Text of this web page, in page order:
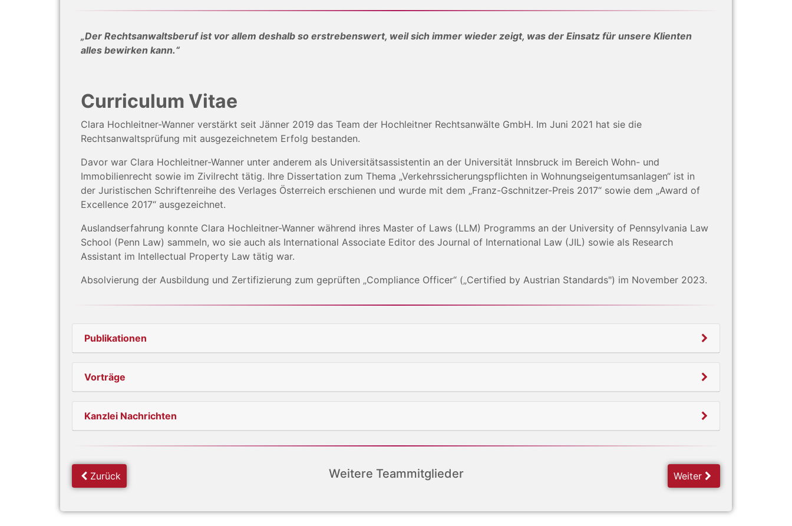
„Der Rechtsanwaltsberuf ist vor allem deshalb so erstrebenswert, weil sich immer wieder zeigt, was der Einsatz für unsere Klienten
alles bewirken kann.“
Curriculum Vitae
Clara Hochleitner-Wanner verstärkt seit Jänner 2019 das Team der Hochleitner Rechtsanwälte GmbH. Im Juni 2021 hat sie die
Rechtsanwaltsprüfung mit ausgezeichnetem Erfolg bestanden.
Davor war Clara Hochleitner-Wanner unter anderem als Universitätsassistentin an der Universität Innsbruck im Bereich Wohn- und
Immobilienrecht sowie im Zivilrecht tätig. Ihre Dissertation zum Thema „Verkehrssicherungspflichten in Wohnungseigentumsanlagen“ ist in
der Juristischen Schriftenreihe des Verlages Österreich erschienen und wurde mit dem „Franz-Gschnitzer-Preis 2017“ sowie dem „Award of
Excellence 2017“ ausgezeichnet.
Auslandserfahrung konnte Clara Hochleitner-Wanner während ihres Master of Laws (LLM) Programms an der University of Pennsylvania Law
School (Penn Law) sammeln, wo sie auch als International Associate Editor des Journal of International Law (JIL) sowie als Research
Assistant im Intellectual Property Law tätig war.
Absolvierung der Ausbildung und Zertifizierung zum geprüften „Compliance Officer“ („Certified by Austrian Standards") im November 2023.
Publikationen
Vorträge
Kanzlei Nachrichten
Zurück Weitere Teammitglieder Weiter